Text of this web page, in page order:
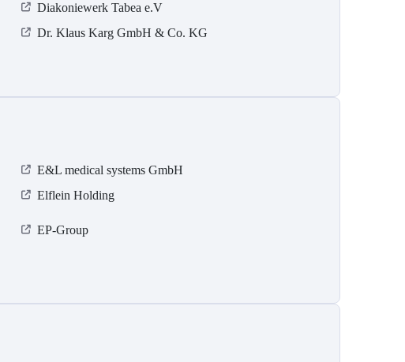
Diakoniewerk Tabea e.V
Dr. Klaus Karg GmbH & Co. KG
E&L medical systems GmbH
Elflein Holding
EP-Group